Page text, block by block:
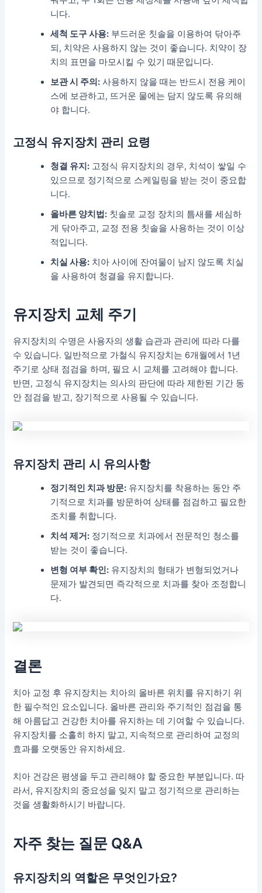
니다.
세척 도구 사용: 부드러운 칫솔을 이용하여 닦아주
되, 치약은 사용하지 않는 것이 좋습니다. 치약이 장
치의 표면을 마모시킬 수 있기 때문입니다.
보관 시 주의: 사용하지 않을 때는 반드시 전용 케이
스에 보관하고, 뜨거운 물에는 담지 않도록 유의해
야 합니다.
고정식 유지장치 관리 요령
청결 유지: 고정식 유지장치의 경우, 치석이 쌓일 수
있으므로 정기적으로 스케일링을 받는 것이 중요합
니다.
올바른 양치법: 칫솔로 교정 장치의 틈새를 세심하
게 닦아주고, 교정 전용 칫솔을 사용하는 것이 이상
적입니다.
치실 사용: 치아 사이에 잔여물이 남지 않도록 치실
을 사용하여 청결을 유지합니다.
유지장치 교체 주기
유지장치의 수명은 사용자의 생활 습관과 관리에 따라 다를
수 있습니다. 일반적으로 가철식 유지장치는 6개월에서 1년
주기로 상태 점검을 하며, 필요 시 교체를 고려해야 합니다.
반면, 고정식 유지장치는 의사의 판단에 따라 제한된 기간 동
안 점검을 받고, 장기적으로 사용될 수 있습니다.
유지장치 관리 시 유의사항
정기적인 치과 방문: 유지장치를 착용하는 동안 주
기적으로 치과를 방문하여 상태를 점검하고 필요한
조치를 취합니다.
치석 제거: 정기적으로 치과에서 전문적인 청소를
받는 것이 좋습니다.
변형 여부 확인: 유지장치의 형태가 변형되었거나
문제가 발견되면 즉각적으로 치과를 찾아 조정합니
다.
결론
치아 교정 후 유지장치는 치아의 올바른 위치를 유지하기 위
한 필수적인 요소입니다. 올바른 관리와 주기적인 점검을 통
해 아름답고 건강한 치아를 유지하는 데 기여할 수 있습니다.
유지장치를 소홀히 하지 말고, 지속적으로 관리하여 교정의
효과를 오랫동안 유지하세요.
치아 건강은 평생을 두고 관리해야 할 중요한 부분입니다. 따
라서, 유지장치의 중요성을 잊지 말고 정기적으로 관리하는
것을 생활화하시기 바랍니다.
자주 찾는 질문 Q&A
유지장치의 역할은 무엇인가요?